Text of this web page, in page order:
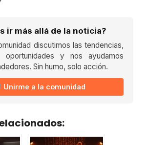
ir más allá de la noticia?
discutimos las tendencias,
oportunidades y nos ayudamos
Sin humo, solo acción.
Unirme a la comunidad